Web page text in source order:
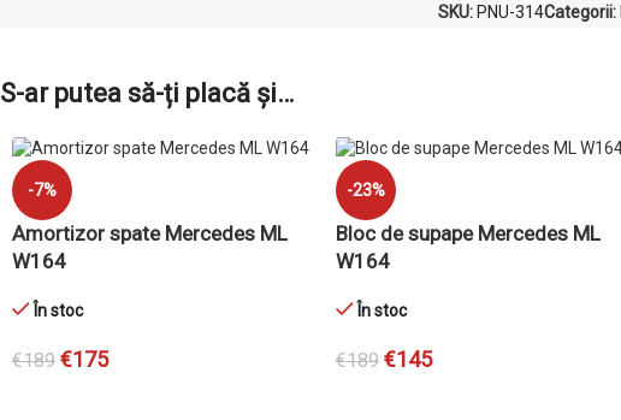
SKU: PNU-314Categorii:
S-ar putea să-ți placă și…
-7%
Amortizor spate Mercedes ML
W164
În stoc
€189 €175
-23%
Bloc de supape Mercedes ML
W164
În stoc
€189 €145